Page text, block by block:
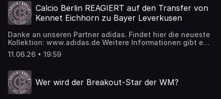
https://www.twitch.tv/calcioberlin Spotify:
https://tinyurl.com/calcioberlinspotify Insta:
https://www.instagram.com/calcioberlin TikTok:
Calcio Berlin REAGIERT auf den Transfer von
Kennet Eichhorn zu Bayer Leverkusen
Danke an unseren Partner adidas. Findet hier die neueste
Kollektion: www.adidas.de Weitere Informationen gibt es
hier: www.calcio.berlin Für Anfragen zwecks
Zusammenarbeit kontaktiert uns bitte hier:
uns über alle, die uns supporten wollen und das geht ab
sofort auch bei Patreon:
https://www.patreon.com/calcioberlin Twitch:
11.06.26 • 19:59
Wer wird der Breakout-Star der WM?